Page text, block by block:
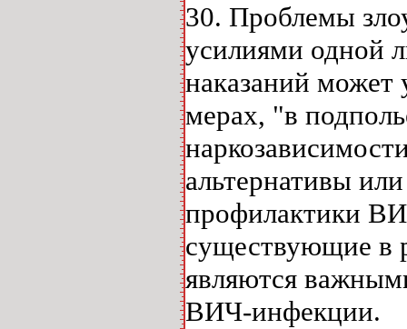
30. Проблемы
усилиями одной
наказаний
мерах, "в
альтернативы
профилактики
существующие в
являются
ВИЧ-инфекции.